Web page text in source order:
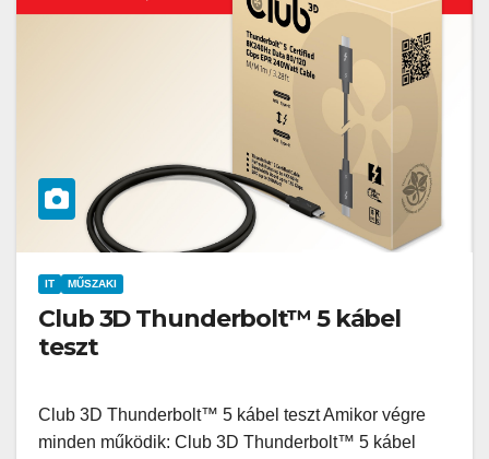
IT MŰSZAKI
Club 3D Thunderbolt™ 5 kábel
teszt
Club 3D Thunderbolt™ 5 kábel teszt Amikor végre
minden működik: Club 3D Thunderbolt™ 5 kábel